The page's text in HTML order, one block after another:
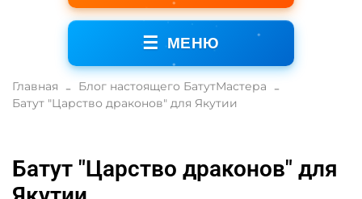
☰ МЕНЮ
Главная
Блог настоящего БатутМастера
Батут "Царство драконов" для Якутии
Батут "Царство драконов" для